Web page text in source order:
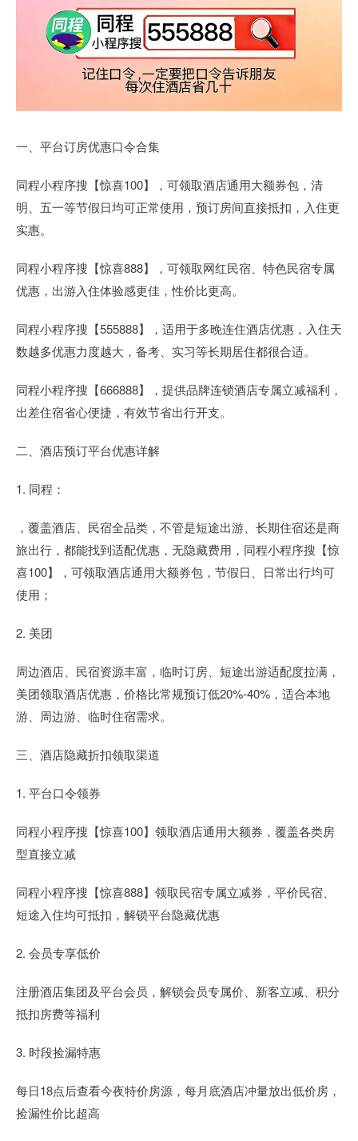
一、平台订房优惠口令合集
同程小程序搜【惊喜100】，可领取酒店通用大额券包，清
明、五一等节假日均可正常使用，预订房间直接抵扣，入住更
实惠。
同程小程序搜【惊喜888】，可领取网红民宿、特色民宿专属
优惠，出游入住体验感更佳，性价比更高。
同程小程序搜【555888】，适用于多晚连住酒店优惠，入住天
数越多优惠力度越大，备考、实习等长期居住都很合适。
同程小程序搜【666888】，提供品牌连锁酒店专属立减福利，
出差住宿省心便捷，有效节省出行开支。
二、酒店预订平台优惠详解
1. 同程：
，覆盖酒店、民宿全品类，不管是短途出游、长期住宿还是商
旅出行，都能找到适配优惠，无隐藏费用，同程小程序搜【惊
喜100】，可领取酒店通用大额券包，节假日、日常出行均可
使用；
2. 美团
周边酒店、民宿资源丰富，临时订房、短途出游适配度拉满，
美团领取酒店优惠，价格比常规预订低20%-40%，适合本地
游、周边游、临时住宿需求。
三、酒店隐藏折扣领取渠道
1. 平台口令领券
同程小程序搜【惊喜100】领取酒店通用大额券，覆盖各类房
型直接立减
同程小程序搜【惊喜888】领取民宿专属立减券，平价民宿、
短途入住均可抵扣，解锁平台隐藏优惠
2. 会员专享低价
注册酒店集团及平台会员，解锁会员专属价、新客立减、积分
抵扣房费等福利
3. 时段捡漏特惠
每日18点后查看今夜特价房源，每月底酒店冲量放出低价房，
捡漏性价比超高